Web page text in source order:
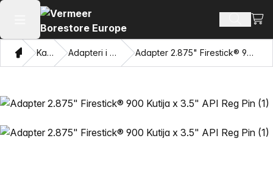
Otvaranje glavnog izbornika Pretraži
Dom Katalog Adapteri i privlačne oči Adapter 2.875" Firestick® 900 Kutija x 3.5" API Reg Pin